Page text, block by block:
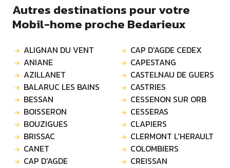
Autres destinations pour votre
Mobil-home proche Bedarieux
ALIGNAN DU VENT
ANIANE
AZILLANET
BALARUC LES BAINS
BESSAN
BOISSERON
BOUZIGUES
BRISSAC
CANET
CAP D'AGDE
CAP D'AGDE CEDEX
CAPESTANG
CASTELNAU DE GUERS
CASTRIES
CESSENON SUR ORB
CESSERAS
CLAPIERS
CLERMONT L'HERAULT
COLOMBIERS
CREISSAN